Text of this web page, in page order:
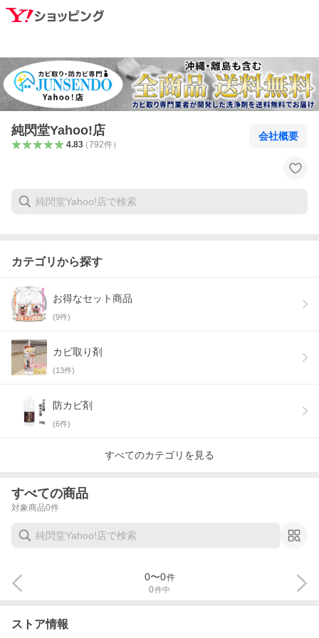
純閃堂Yahoo!店
4.83（792件）
会社概要
カテゴリから探す
お得なセット商品
(9件)
カビ取り剤
(13件)
防カビ剤
(6件)
すべてのカテゴリを見る
すべての商品
対象商品0件
0件中
0〜0件
ストア情報